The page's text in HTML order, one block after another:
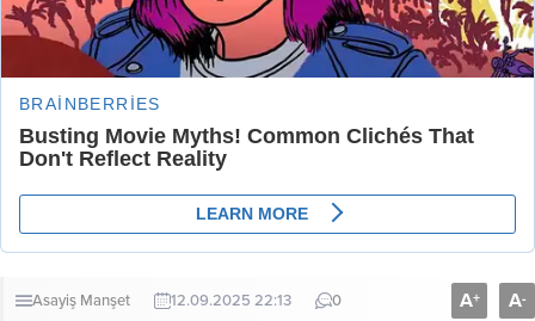
Asayiş Manşet 12.09.2025 22:13 0 A+ A-